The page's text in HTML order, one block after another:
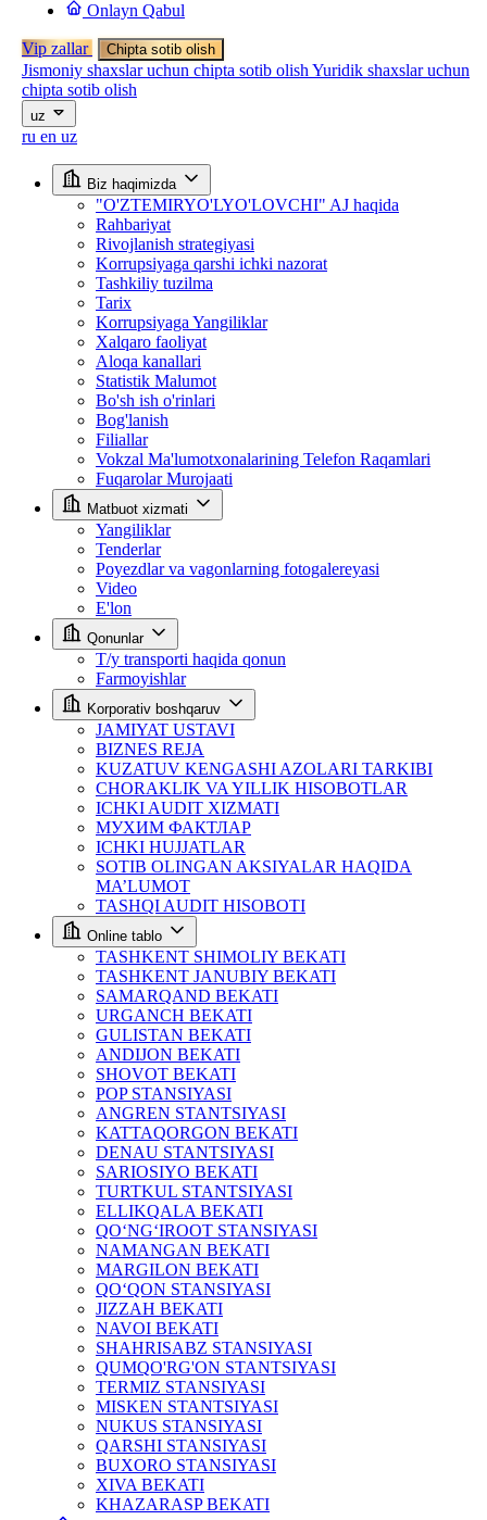
Onlayn Qabul
Vip zallar Chipta sotib olish
Jismoniy shaxslar uchun chipta sotib olish Yuridik shaxslar uchun
chipta sotib olish
uz
ru en uz
Biz haqimizda
"O'ZTEMIRYO'LYO'LOVCHI" AJ haqida
Rahbariyat
Rivojlanish strategiyasi
Korrupsiyaga qarshi ichki nazorat
Tashkiliy tuzilma
Tarix
Korrupsiyaga Yangiliklar
Xalqaro faoliyat
Aloqa kanallari
Statistik Malumot
Bo'sh ish o'rinlari
Bog'lanish
Filiallar
Vokzal Ma'lumotxonalarining Telefon Raqamlari
Fuqarolar Murojaati
Matbuot xizmati
Yangiliklar
Tenderlar
Poyezdlar va vagonlarning fotogalereyasi
Video
E'lon
Qonunlar
T/y transporti haqida qonun
Farmoyishlar
Korporativ boshqaruv
JAMIYAT USTAVI
BIZNES REJA
KUZATUV KENGASHI AZOLARI TARKIBI
CHORAKLIK VA YILLIK HISOBOTLAR
ICHKI AUDIT XIZMATI
МУХИМ ФАКТЛАР
ICHKI HUJJATLAR
SOTIB OLINGAN AKSIYALAR HAQIDA
MA’LUMOT
TASHQI AUDIT HISOBOTI
Online tablo
TASHKENT SHIMOLIY BEKATI
TASHKENT JANUBIY BEKATI
SAMARQAND BEKATI
URGANCH BEKATI
GULISTAN BEKATI
ANDIJON BEKATI
SHOVOT BEKATI
POP STANSIYASI
ANGREN STANTSIYASI
KATTAQORGON BEKATI
DENAU STANTSIYASI
SARIOSIYO BEKATI
TURTKUL STANTSIYASI
ELLIKQALA BEKATI
QO‘NG‘IROOT STANSIYASI
NAMANGAN BEKATI
MARGILON BEKATI
QO‘QON STANSIYASI
JIZZAH BEKATI
NAVOI BEKATI
SHAHRISABZ STANSIYASI
QUMQO'RG'ON STANTSIYASI
TERMIZ STANSIYASI
MISKEN STANTSIYASI
NUKUS STANSIYASI
QARSHI STANSIYASI
BUXORO STANSIYASI
XIVA BEKATI
KHAZARASP BEKATI